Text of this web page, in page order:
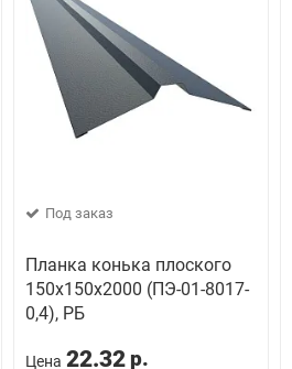
Под заказ
Планка конька плоского
150х150х2000 (ПЭ-01-8017-
0,4), РБ
Цена 22.32 р.